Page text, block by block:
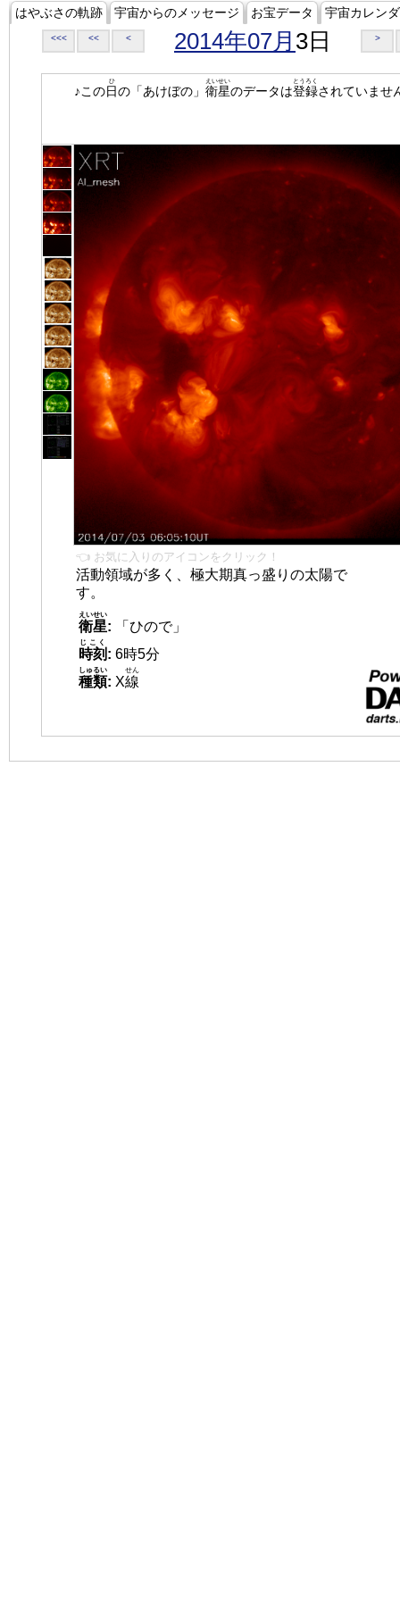
はやぶさの軌跡 宇宙からのメッセージ お宝データ 宇宙カレン
<<< << < 2014年07月 3日 >
♪この日
ひ
の「あけぼの」 衛星
えいせい
のデータは登録
とうろく
されていませ
👈 お気に入りのアイコンをクリック！
活動領域が多く、極大期真っ盛りの太陽で
す。
衛星
えいせい
:
「ひので」
時刻
じこく
: 6時5分
種類
しゅるい
: X線
せん